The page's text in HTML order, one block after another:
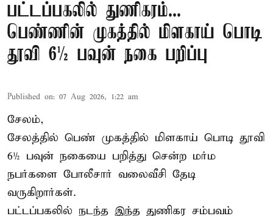
பட்டப்பகலில் துணிகரம்...
பெண்ணின் முகத்தில் மிளகாய் பொடி
தூவி 6½ பவுன் நகை பறிப்பு
Published on: 07 Aug 2026, 1:22 am
சேலம்,
சேலத்தில் பெண் முகத்தில் மிளகாய் பொடி தூவி
6½ பவுன் நகையை பறித்து சென்ற மர்ம
நபர்களை போலீசார் வலைவீசி தேடி
வருகிறார்கள்.
பட்டப்பகலில் நடந்த இந்த துணிகர சம்பவம்